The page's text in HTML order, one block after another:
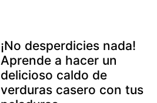
¡No desperdicies nada!
Aprende a hacer un
delicioso caldo de
verduras casero con tus